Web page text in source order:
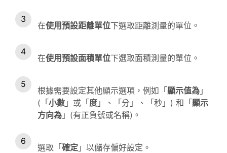
在使用預設距離單位下選取距離測量的單位。
在使用預設面積單位下選取面積測量的單位。
根據需要設定其他顯示選項，例如「顯示值為 」
(「小數 」或「度 」、「分」、「秒」) 和「顯示
方向為 」(有正負號或名稱)。
選取「確定 」以儲存偏好設定。